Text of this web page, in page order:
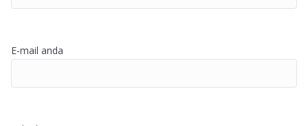
E-mail anda